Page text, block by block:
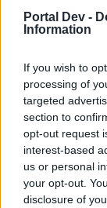
Portal Dev -
Information
If you wish to
processing of
targeted
section to
opt-out request
interest-based
us or personal
your opt-out.
disclosure of
_Carol.gefällt dies.
Kenner
Zitat von
Guten Abend